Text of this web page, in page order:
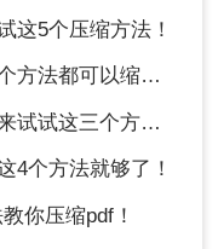
这5个压缩方法！
法都可以缩小！
试这三个方法！
4个方法就够了！
你压缩pdf！